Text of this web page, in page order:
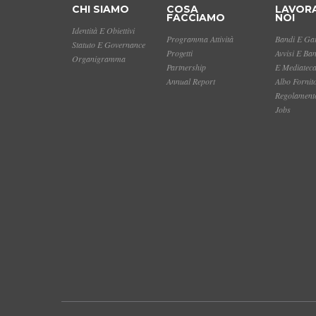
CHI SIAMO
Identità E Obiettivi
Statuto E Governance
Organigramma
COSA
FACCIAMO
Programma Attività
Progetti
Partnership
Annual Report
NOI
Bandi E
Avvisi E
E Mediateca
Albo
Jobs